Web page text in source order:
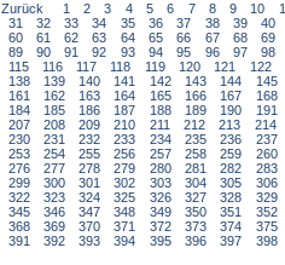
Zurück
1 2 3 4 5 6 7 8 9 10
31
32 33 34 35 36 37 38 39
40
60
61 62 63 64 65 66 67 68
69
89
90 91 92 93 94 95 96 97
98
115
116 117 118 119 120 121 122
138
139 140 141 142 143 144
145
161
162 163 164 165 166 167
168
184
185 186 187 188 189 190
191
207
208 209 210 211 212 213
214
230
231 232 233 234 235 236
237
253
254 255 256 257 258 259
260
276
277 278 279 280 281 282
283
299
300 301 302 303 304 305
306
322
323 324 325 326 327 328
329
345
346 347 348 349 350 351
352
368
369 370 371 372 373 374
375
391
392 393 394 395 396 397 398